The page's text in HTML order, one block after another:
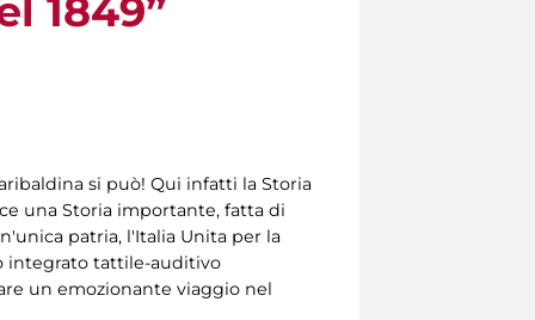
1849”
si può! Qui infatti la Storia
una Storia importante, fatta di
patria, l'Italia Unita per la
integrato tattile-auditivo
un emozionante viaggio nel